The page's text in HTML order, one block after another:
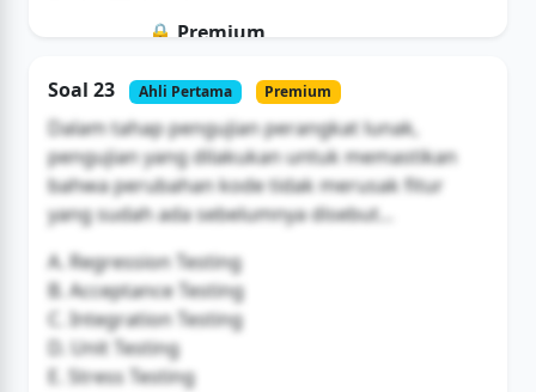
🔒 Premium
Buka Akses
Soal 23 Ahli Pertama Premium
Dalam tahap pengujian perangkat lunak,
pengujian yang dilakukan untuk memastikan
bahwa perubahan kode tidak merusak fitur
yang sudah ada sebelumnya disebut...
A. Regression Testing
B. Acceptance Testing
C. Integration Testing
D. Unit Testing
E. Stress Testing